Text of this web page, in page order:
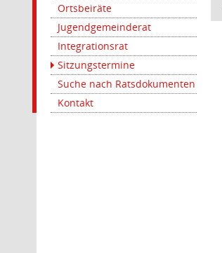
Ortsbeiräte
Jugendgemeinderat
Integrationsrat
Sitzungstermine
Suche nach Ratsdokumenten
Kontakt